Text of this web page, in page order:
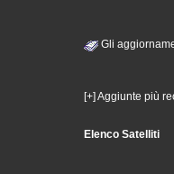
Gli
[+] Aggiunte più
Elenco Satelliti